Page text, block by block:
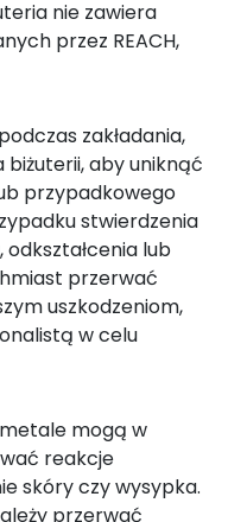
nie zawiera
przez REACH,
zakładania,
aby uniknąć
przypadkowego
stwierdzenia
lub
przerwać
uszkodzeniom,
w celu
mogą w
reakcje
skóry czy wysypka.
przerwać